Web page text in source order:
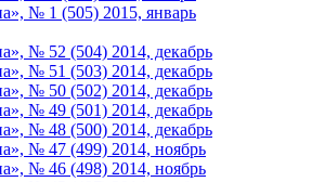
№ 1 (505) 2015, январь
№ 52 (504) 2014, декабрь
№ 51 (503) 2014, декабрь
№ 50 (502) 2014, декабрь
№ 49 (501) 2014, декабрь
№ 48 (500) 2014, декабрь
№ 47 (499) 2014, ноябрь
№ 46 (498) 2014, ноябрь